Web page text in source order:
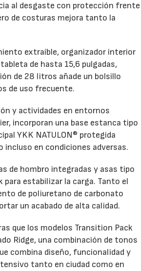
al desgaste con protección frente
de costuras mejora tanto la
extraíble, organizador interior
de hasta 15,6 pulgadas,
de 28 litros añade un bolsillo
de uso frecuente.
y actividades en entornos
incorporan una base estanca tipo
YKK NATULON® protegida
en condiciones adversas.
de hombro integradas y asas tipo
estabilizar la carga. Tanto el
de poliuretano de carbonato
un acabado de alta calidad.
que los modelos Transition Pack
Ridge, una combinación de tonos
combina diseño, funcionalidad y
tanto en ciudad como en